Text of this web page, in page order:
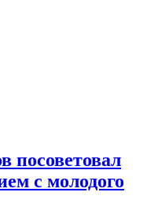
посоветовал
с молодого